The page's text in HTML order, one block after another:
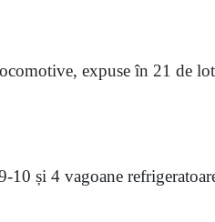
expuse în 21 de
10 și 4 vagoane